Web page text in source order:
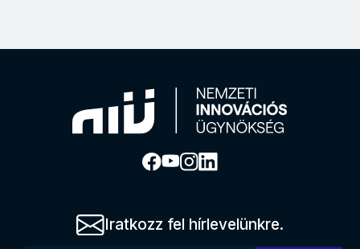
Iratkozz fel hírlevelünkre.